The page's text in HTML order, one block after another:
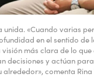
«Cuando varias
en el sentido de
más clara de lo
decisiones y actúan
alrededor», comenta Rina